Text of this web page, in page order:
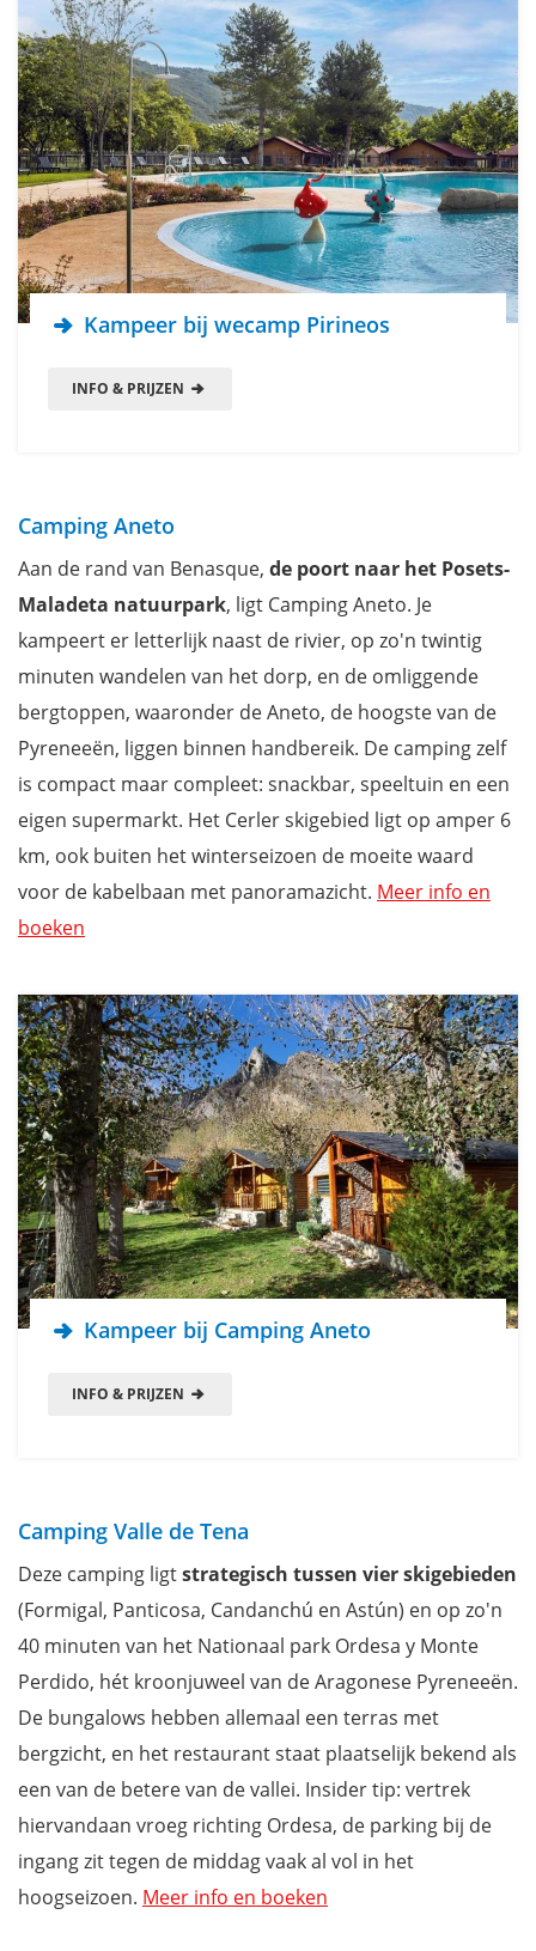
Kampeer bij wecamp Pirineos
INFO & PRIJZEN
Camping Aneto
Aan de rand van Benasque, de poort naar het Posets-
Maladeta natuurpark, ligt Camping Aneto. Je
kampeert er letterlijk naast de rivier, op zo'n twintig
minuten wandelen van het dorp, en de omliggende
bergtoppen, waaronder de Aneto, de hoogste van de
Pyreneeën, liggen binnen handbereik. De camping zelf
is compact maar compleet: snackbar, speeltuin en een
eigen supermarkt. Het Cerler skigebied ligt op amper 6
km, ook buiten het winterseizoen de moeite waard
voor de kabelbaan met panoramazicht. Meer info en
boeken
Kampeer bij Camping Aneto
INFO & PRIJZEN
Camping Valle de Tena
Deze camping ligtstrategisch tussen vier skigebieden
(Formigal, Panticosa, Candanchú en Astún) en op zo'n
40 minuten van het Nationaal park Ordesa y Monte
Perdido, hét kroonjuweel van de Aragonese Pyreneeën.
De bungalows hebben allemaal een terras met
bergzicht, en het restaurant staat plaatselijk bekend als
een van de betere van de vallei. Insider tip: vertrek
hiervandaan vroeg richting Ordesa, de parking bij de
ingang zit tegen de middag vaak al vol in het
hoogseizoen. Meer info en boeken